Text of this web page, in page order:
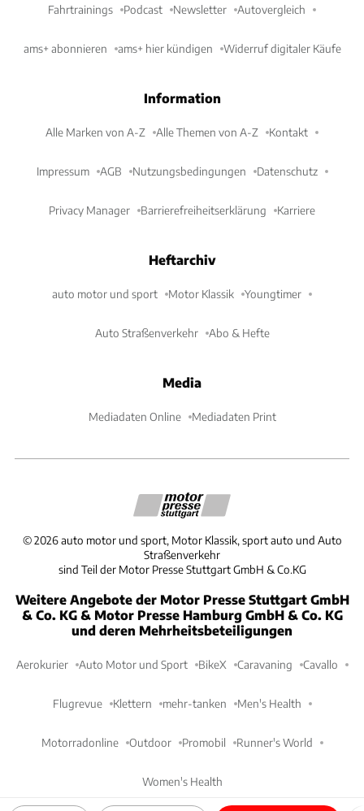
Fahrtrainings Podcast Newsletter Autovergleich
ams+ abonnieren ams+ hier kündigen Widerruf digitaler Käufe
Information
Alle Marken von A-Z Alle Themen von A-Z Kontakt
Impressum AGB Nutzungsbedingungen Datenschutz
Privacy Manager Barrierefreiheitserklärung Karriere
Heftarchiv
auto motor und sport Motor Klassik Youngtimer
Auto Straßenverkehr Abo & Hefte
Media
Mediadaten Online Mediadaten Print
©2026 auto motor und sport, Motor Klassik, sport auto und Auto
Straßenverkehr
sind Teil der Motor Presse Stuttgart GmbH & Co.KG
Weitere Angebote der Motor Presse Stuttgart GmbH
& Co. KG & Motor Presse Hamburg GmbH & Co. KG
und deren Mehrheitsbeteiligungen
Aerokurier Auto Motor und Sport BikeX Caravaning Cavallo
Flugrevue Klettern mehr-tanken Men's Health
Motorradonline Outdoor Promobil Runner's World
Women's Health